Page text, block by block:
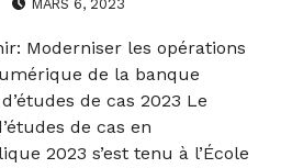
MARS 6, 2023
Moderniser les opérations
de la banque
de cas 2023 Le
de cas en
2023 s’est tenu à l’École